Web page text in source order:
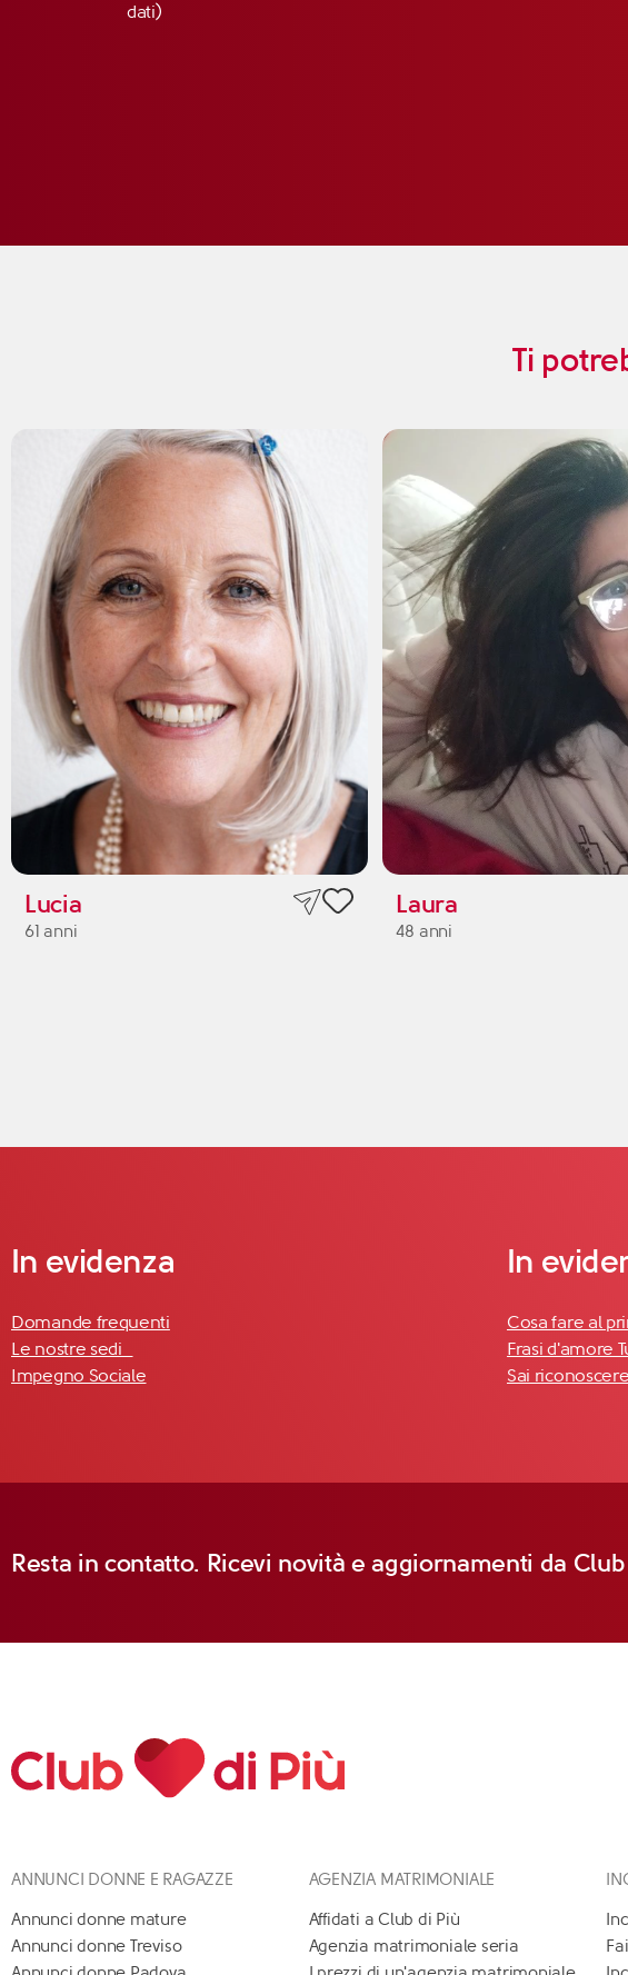
dati)
Ti
Lucia
61 anni
Laura
48 anni
In evidenza
Domande frequenti
Le nostre sedi
Impegno Sociale
In
Cosa fare al
Frasi d'amore
Sai
Resta in contatto. Ricevi novità e aggiornamenti da
ANNUNCI DONNE E RAGAZZE
Annunci donne mature
Annunci donne Treviso
AGENZIA MATRIMONIALE
Affidati a Club di Più
Agenzia matrimoniale seria